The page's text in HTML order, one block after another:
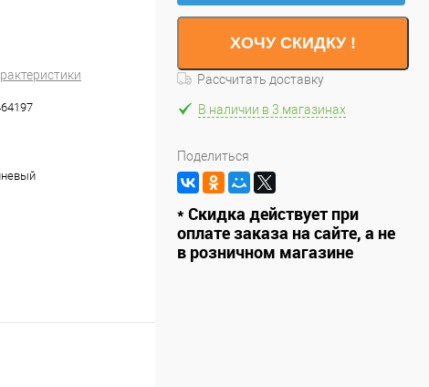
ХОЧУ СКИДКУ !
Рассчитать доставку
В наличии в 3 магазинах
Поделиться
* Скидка действует при
оплате заказа на сайте, а не
в розничном магазине